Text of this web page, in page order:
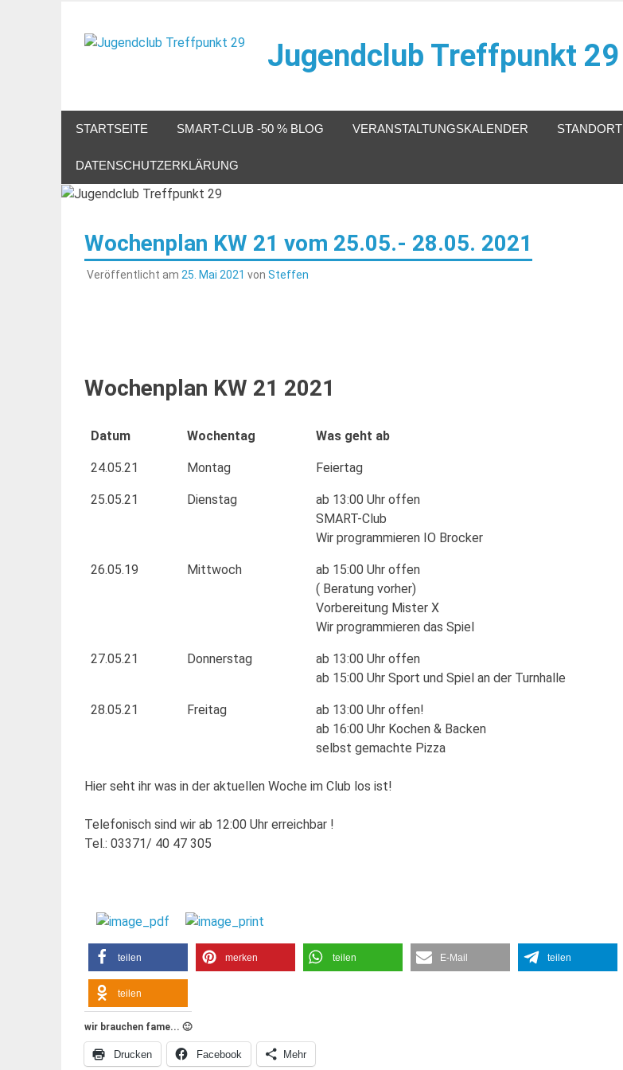
springen
Jugendclub Treffpunkt 29
STARTSEITE SMART-CLUB -50 % BLOG VERANSTALTUNGSKALENDER STANDORT
DATENSCHUTZERKLÄRUNG
Wochenplan KW 21 vom 25.05.- 28.05. 2021
Veröffentlicht am 25. Mai 2021 von Steffen
Wochenplan KW 21 2021
Datum Wochentag Was geht ab
24.05.21 Montag Feiertag
25.05.21 Dienstag
ab 13:00 Uhr offen
SMART-Club
Wir programmieren IO Brocker
26.05.19 Mittwoch
ab 15:00 Uhr offen
( Beratung vorher)
Vorbereitung Mister X
Wir programmieren das Spiel
27.05.21 Donnerstag
ab 13:00 Uhr offen
ab 15:00 Uhr Sport und Spiel an der Turnhalle
28.05.21 Freitag
ab 13:00 Uhr offen!
ab 16:00 Uhr Kochen & Backen
selbst gemachte Pizza
Hier seht ihr was in der aktuellen Woche im Club los ist!
Telefonisch sind wir ab 12:00 Uhr erreichbar !
Tel.: 03371/ 40 47 305
teilen merken teilen E-Mail teilen
teilen
wir brauchen fame... 🙂
Drucken Facebook Mehr